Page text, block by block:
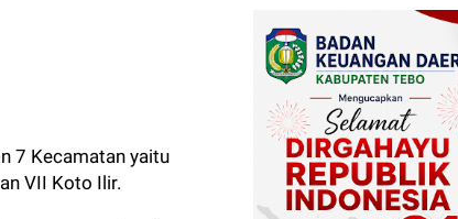
7 Kecamatan yaitu
VII Koto Ilir.